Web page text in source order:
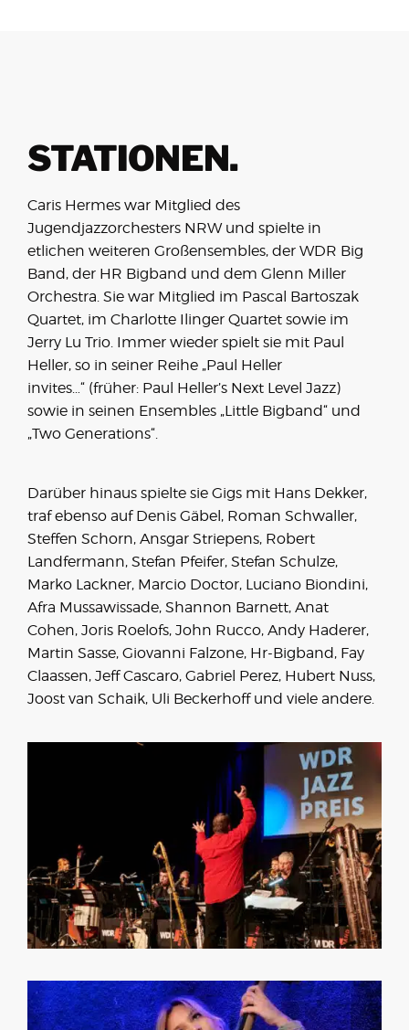
STATIONEN.
Caris Hermes war Mitglied des
Jugendjazzorchesters NRW und spielte in
etlichen weiteren Großensembles, der WDR Big
Band, der HR Bigband und dem Glenn Miller
Orchestra. Sie war Mitglied im Pascal Bartoszak
Quartet, im Charlotte Ilinger Quartet sowie im
Jerry Lu Trio. Immer wieder spielt sie mit Paul
Heller, so in seiner Reihe „Paul Heller
invites…“ (früher: Paul Heller’s Next Level Jazz)
sowie in seinen Ensembles „Little Bigband“ und
„Two Generations“.
Darüber hinaus spielte sie Gigs mit Hans Dekker,
traf ebenso auf Denis Gäbel, Roman Schwaller,
Steffen Schorn, Ansgar Striepens, Robert
Landfermann, Stefan Pfeifer, Stefan Schulze,
Marko Lackner, Marcio Doctor, Luciano Biondini,
Afra Mussawissade, Shannon Barnett, Anat
Cohen, Joris Roelofs, John Rucco, Andy Haderer,
Martin Sasse, Giovanni Falzone, Hr-Bigband, Fay
Claassen, Jeff Cascaro, Gabriel Perez, Hubert Nuss,
Joost van Schaik, Uli Beckerhoff und viele andere.